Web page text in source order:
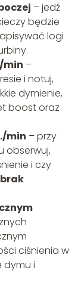
– jedź
będzie
logi
min –
i notuj,
dymienie,
boost oraz
min – przy
obserwuj,
i czy
brak
ciśnienia w
dymu i